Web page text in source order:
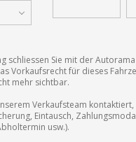
schliessen Sie mit der
Vorkaufsrecht für dieses
mehr sichtbar.
Verkaufsteam
Eintausch,
usw.).